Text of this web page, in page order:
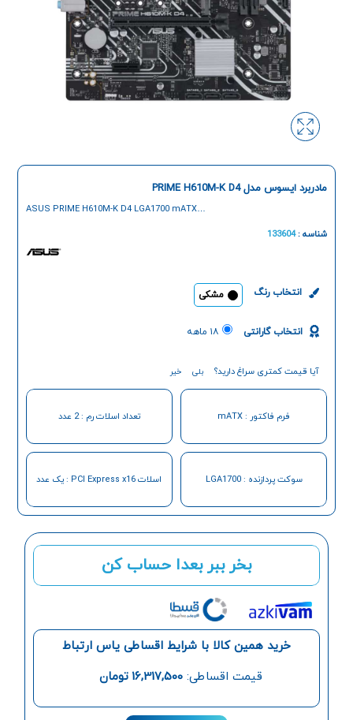
بخر ببر بعدا حساب کن
خرید همین کالا با شرایط اقساطی یاس ارتباط
قیمت اقساطی:16,317,500 تومان
مادربرد ایسوس مدل PRIME H610M-K D4
ASUS PRIME H610M-K D4 LGA1700 mATX
شناسه :133604
انتخاب رنگ مشکی
انتخاب گارانتی ۱۸ ماهه
آیا قیمت کمتری سراغ دارید؟ بلی خیر
فرم فاکتور : mATX تعداد اسلات رم : 2 عدد
سوکت پردازنده : LGA1700 اسلات PCI Express x16 : یک عدد